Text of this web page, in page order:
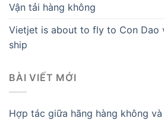
Vận tải hàng không
Vietjet is about to fly to Con Dao
ship
BÀI VIẾT MỚI
Hợp tác giữa hãng hàng không